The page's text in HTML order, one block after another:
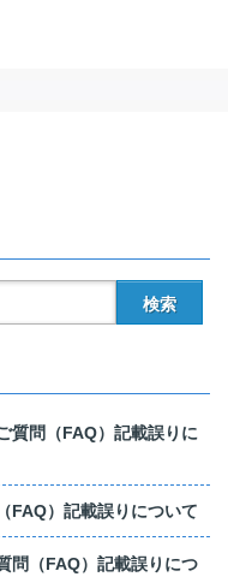
検索
質問（FAQ）記載誤りに
FAQ）記載誤りについて
問（FAQ）記載誤りにつ